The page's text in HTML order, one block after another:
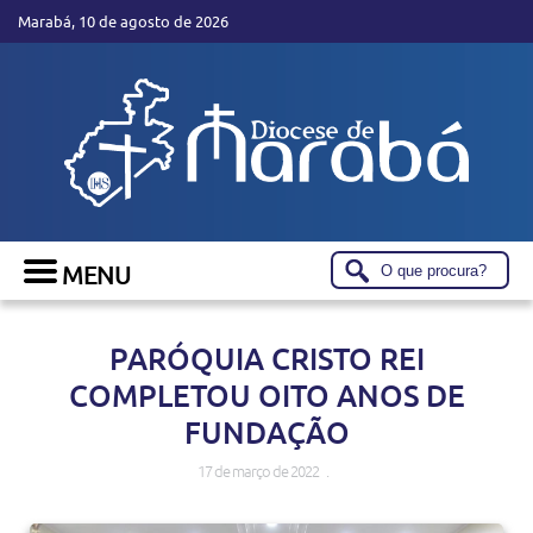
Marabá, 10 de agosto de 2026
PARÓQUIA CRISTO REI
COMPLETOU OITO ANOS DE
FUNDAÇÃO
17 de março de 2022 .